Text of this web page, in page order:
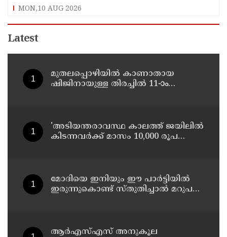
വരെ ശിക്ഷ ലഭിച്ചേക്കാം
MON,10 AUG 2026
Latest
മുതലപ്പൊഴിയില്‍ കാണാതായ
ഷിജിനായുള്ള തിരച്ചില്‍ 11-ാം
'അടിയന്തരാവസ്ഥ കാലത്ത് ജയിലില്‍
കിടന്നവര്‍ക്ക് മാസം 10,000 രൂപ
മോദിയെ ഇനിയും ഈ പാര്‍ട്ടിയില്‍
ഇരുന്നുകൊണ്ട് സ്തുതിച്ചാല്‍ മറുപടി
കോണ്‍ഗ്രസ് നേതാവ്
ആര്‍എസ്എസ് അനുകൂല